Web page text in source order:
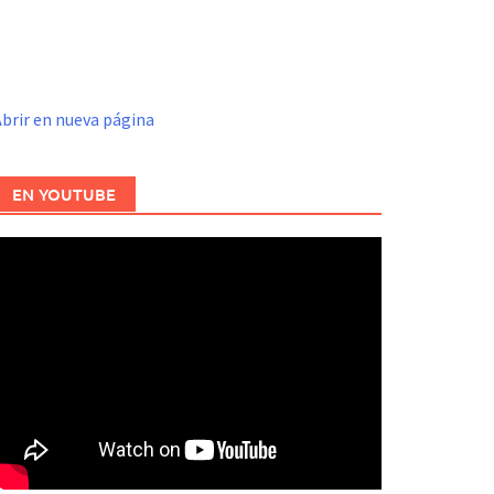
en nueva página
EN YOUTUBE